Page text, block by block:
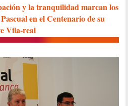
y la tranquilidad marcan los
en el Centenario de su
Vila-real